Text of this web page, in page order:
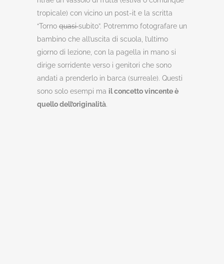
tropicale) con vicino un post-it e la scritta
“Torno quasisubito”. Potremmo fotografare un
bambino che all’uscita di scuola, l’ultimo
giorno di lezione, con la pagella in mano si
dirige sorridente verso i genitori che sono
andati a prenderlo in barca (surreale). Questi
sono solo esempi ma il concetto vincente è
quello dell’originalità.